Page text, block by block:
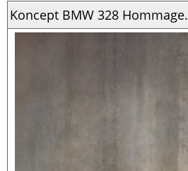
Koncept BMW 328 Hommage.